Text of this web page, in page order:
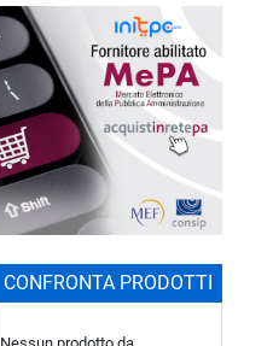
CONFRONTA PRODOTTI